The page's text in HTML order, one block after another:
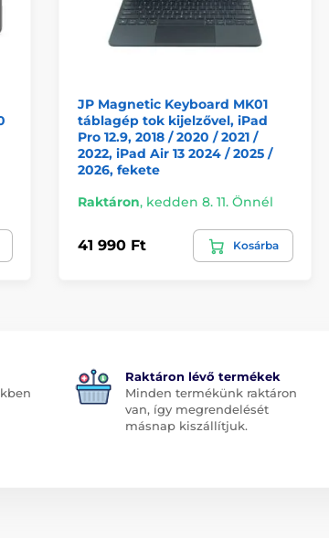
JP Magnetic Keyboard MK01
táblagép tok kijelzővel, iPad
Pro 12.9, 2018 / 2020 / 2021 /
2022, iPad Air 13 2024 / 2025 /
2026, fekete
Raktáron, kedden 8. 11. Önnél
41 990 Ft Kosárba
Raktáron lévő termékek
Minden termékünk raktáron
van, így megrendelését
másnap kiszállítjuk.